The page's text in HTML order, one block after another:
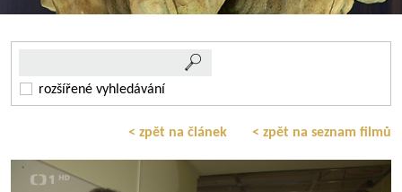
rozšířené vyhledávání
< zpět na článek < zpět na seznam filmů